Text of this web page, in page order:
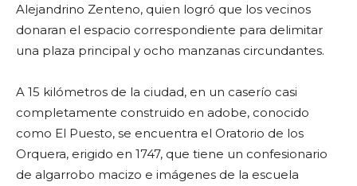
Alejandrino Zenteno, quien logró que los vecinos
donaran el espacio correspondiente para delimitar
una plaza principal y ocho manzanas circundantes.
A 15 kilómetros de la ciudad, en un caserío casi
completamente construido en adobe, conocido
como El Puesto, se encuentra el Oratorio de los
Orquera, erigido en 1747, que tiene un confesionario
de algarrobo macizo e imágenes de la escuela